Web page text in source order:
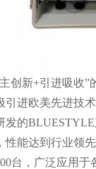
创新+引进吸收
进欧美先进技
的
能达到行业领
台，广泛应用